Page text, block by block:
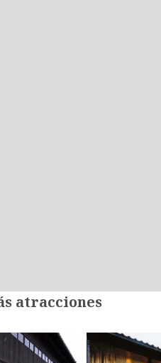
atracciones